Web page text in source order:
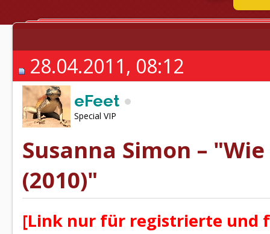
28.04.2011, 08:12
eFeet
Special VIP
Susanna Simon –
(2010)"
[Link nur für registrierte und